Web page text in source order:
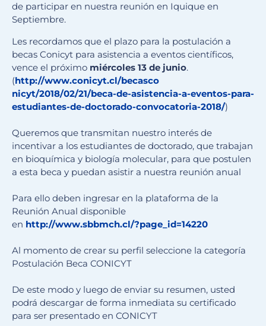
de participar en nuestra reunión en Iquique en
Septiembre.
Les recordamos que el plazo para la postulación a
becas Conicyt para asistencia a eventos científicos,
vence el próximo miércoles 13 de junio.
(http://www.conicyt.cl/becasco
nicyt/2018/02/21/beca-de-asistencia-a-eventos-para-
estudiantes-de-doctorado-convocatoria-2018/)
Queremos que transmitan nuestro interés de
incentivar a los estudiantes de doctorado, que trabajan
en bioquímica y biología molecular, para que postulen
a esta beca y puedan asistir a nuestra reunión anual
Para ello deben ingresar en la plataforma de la
Reunión Anual disponible
en http://www.sbbmch.cl/?page_ id=14220
Al momento de crear su perfil seleccione la categoría
Postulación Beca CONICYT
De este modo y luego de enviar su resumen, usted
podrá descargar de forma inmediata su certificado
para ser presentado en CONICYT